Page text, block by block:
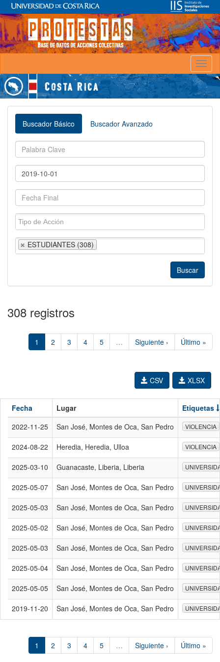
Buscador Básico Buscador Avanzado
ESTUDIANTES (308)
308 registros
1 2 3 4 5 … Siguiente › Último »
XLSX
CSV
Fecha Lugar
Etiquetas
2022-11-25
San José, Montes de Oca, San Pedro VIOLENCIA
2024-08-22 Heredia, Heredia, Ulloa VIOLENCIA
2025-03-10 Guanacaste, Liberia, Liberia
2025-05-07 San José, Montes de Oca, San Pedro
2025-05-03 San José, Montes de Oca, San Pedro
2025-05-02 San José, Montes de Oca, San Pedro
2025-05-03 San José, Montes de Oca, San Pedro
2025-05-04 San José, Montes de Oca, San Pedro
2025-05-05 San José, Montes de Oca, San Pedro
2019-11-20 San José, Montes de Oca, San Pedro
1 2 3 4 5 … Siguiente › Último »